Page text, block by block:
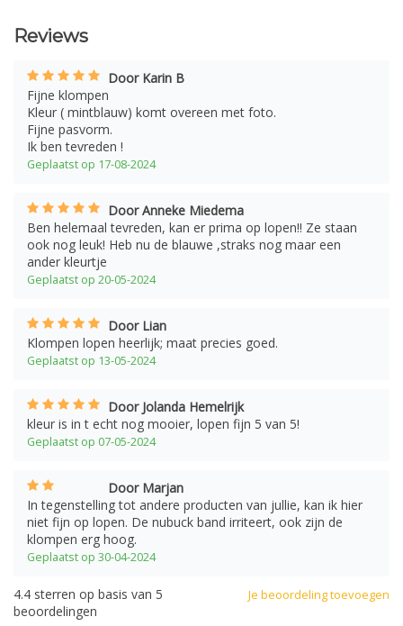
Reviews
Door Karin B
Fijne klompen
Kleur ( mintblauw) komt overeen met foto.
Fijne pasvorm.
Ik ben tevreden !
Geplaatst op 17-08-2024
Door Anneke Miedema
Ben helemaal tevreden, kan er prima op lopen!! Ze staan
ook nog leuk! Heb nu de blauwe ,straks nog maar een
ander kleurtje
Geplaatst op 20-05-2024
Door Lian
Klompen lopen heerlijk; maat precies goed.
Geplaatst op 13-05-2024
Door Jolanda Hemelrijk
kleur is in t echt nog mooier, lopen fijn 5 van 5!
Geplaatst op 07-05-2024
Door Marjan
In tegenstelling tot andere producten van jullie, kan ik hier
niet fijn op lopen. De nubuck band irriteert, ook zijn de
klompen erg hoog.
Geplaatst op 30-04-2024
Je beoordeling toevoegen
4.4 sterren op basis van 5
beoordelingen